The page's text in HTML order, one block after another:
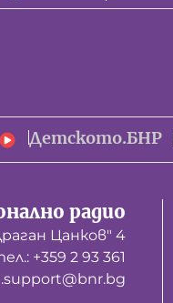
Детското.БНР
радио
Цанков" 4
+359 2 93 361